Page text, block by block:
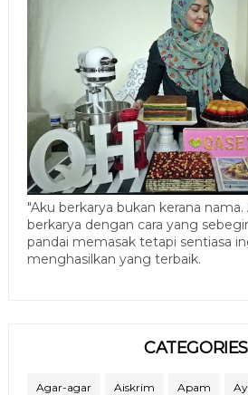
"Aku berkarya bukan kerana nama.
berkarya dengan cara yang
pandai memasak tetapi sentiasa
menghasilkan yang terbaik.
CATEGORIES
Agar-agar Aiskrim Apam